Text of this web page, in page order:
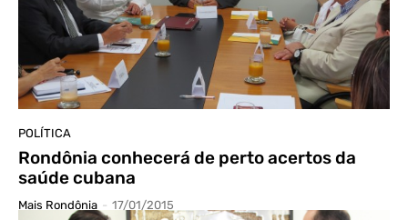
POLÍTICA
Rondônia conhecerá de perto acertos da
saúde cubana
Mais Rondônia - 17/01/2015